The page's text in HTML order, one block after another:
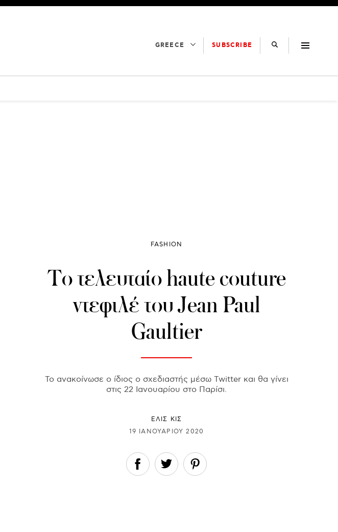
GREECE SUBSCRIBE
FASHION
Το τελευταίο haute couture
ντεφιλέ του Jean Paul
Gaultier
Το ανακοίνωσε ο ίδιος ο σχεδιαστής μέσω Twitter και θα γίνει
στις 22 Ιανουαρίου στο Παρίσι.
ΕΛΙΣ ΚΙΣ
19 ΙΑΝΟΥΑΡΊΟΥ 2020